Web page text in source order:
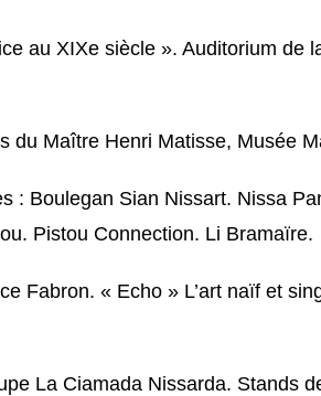
au XIXe siècle ». Auditorium de
du Maître Henri Matisse, Musée
: Boulegan Sian Nissart. Nissa
Pistou Connection. Li Bramaïre.
Fabron. « Echo » L’art naïf et
La Ciamada Nissarda. Stands